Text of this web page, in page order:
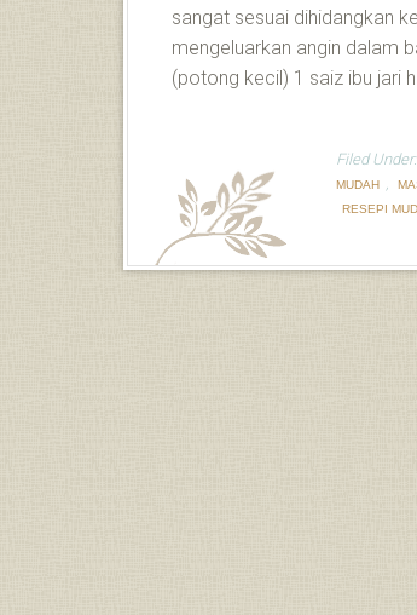
sangat sesuai dihidangkan
mengeluarkan angin dalam
(potong kecil) 1 saiz ibu jari
Filed Under:
MUDAH ,
RESEPI